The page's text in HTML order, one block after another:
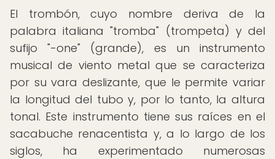
El trombón, cuyo nombre deriva de la
palabra italiana "tromba" (trompeta) y del
sufijo "-one" (grande), es un instrumento
musical de viento metal que se caracteriza
por su vara deslizante, que le permite variar
la longitud del tubo y, por lo tanto, la altura
tonal. Este instrumento tiene sus raíces en el
sacabuche renacentista y, a lo largo de los
siglos, ha experimentado numerosas